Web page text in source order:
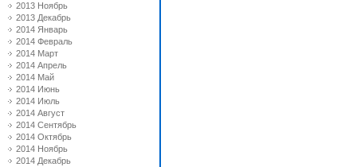
2013 Ноябрь
2013 Декабрь
2014 Январь
2014 Февраль
2014 Март
2014 Апрель
2014 Май
2014 Июнь
2014 Июль
2014 Август
2014 Сентябрь
2014 Октябрь
2014 Ноябрь
2014 Декабрь